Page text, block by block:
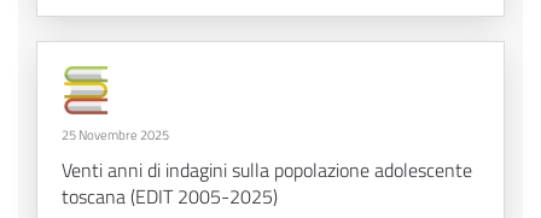
25 Novembre 2025
Venti anni di indagini sulla popolazione adolescente
toscana (EDIT 2005-2025)